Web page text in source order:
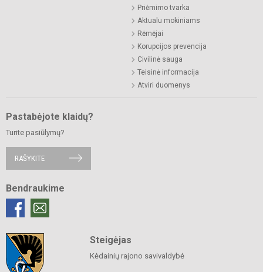
Priėmimo tvarka
Aktualu mokiniams
Rėmėjai
Korupcijos prevencija
Civilinė sauga
Teisinė informacija
Atviri duomenys
Pastabėjote klaidų?
Turite pasiūlymų?
RAŠYKITE
Bendraukime
Steigėjas
Kėdainių rajono savivaldybė